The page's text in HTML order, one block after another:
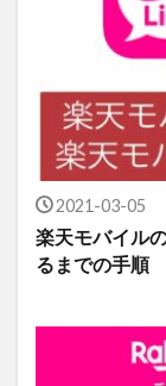
2021-03-05
楽天モバイル
るまでの手順